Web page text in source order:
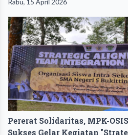
Rabu, 15 April 2026
Pererat Solidaritas, MPK-
Sukses Gelar Kegiatan